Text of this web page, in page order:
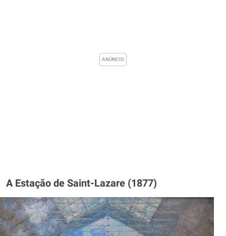
A Estação de Saint-Lazare (1877)